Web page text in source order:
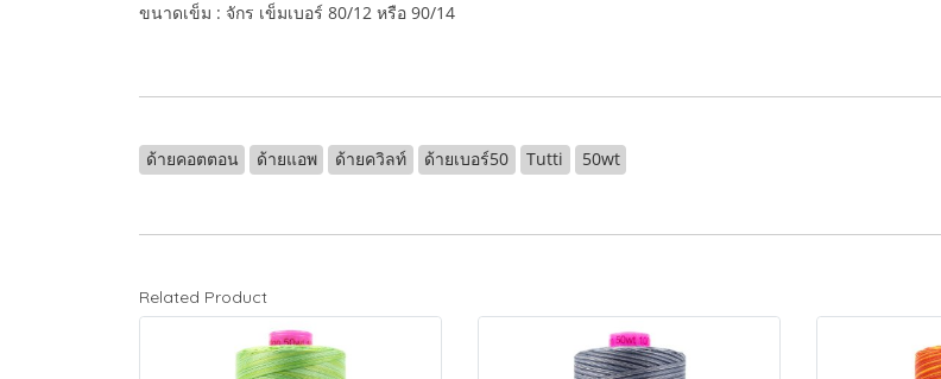
ขนาดเข็ม : จักร เข็มเบอร์ 80/12 หรือ 90/14
ด้ายคอตตอน ด้ายแอพ ด้ายควิลท์ ด้ายเบอร์50 Tutti 50wt
Related Product